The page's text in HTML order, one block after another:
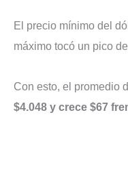
El precio mínimo del
máximo tocó un pico
Con esto, el promedio
$4.048 y crece $67